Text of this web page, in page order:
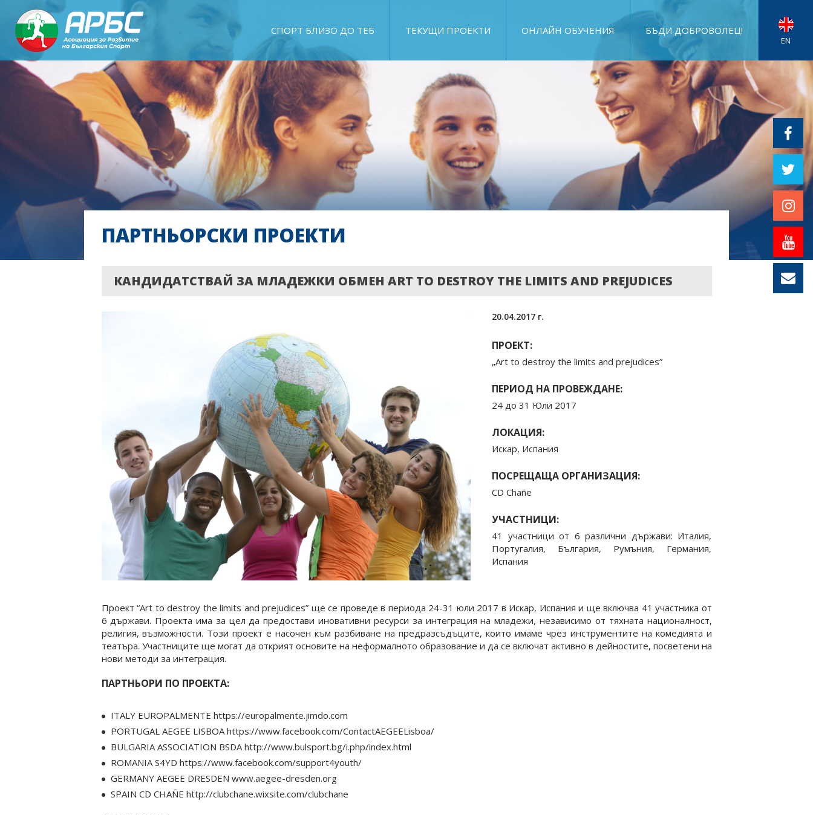
СПОРТ БЛИЗО ДО ТЕБ ТЕКУЩИ ПРОЕКТИ ОНЛАЙН ОБУЧЕНИЯ БЪДИ ДОБРОВОЛЕЦ!
EN
ПАРТНЬОРСКИ ПРОЕКТИ
КАНДИДАТСТВАЙ ЗА МЛАДЕЖКИ ОБМЕН ART TO DESTROY THE LIMITS AND PREJUDICES
20.04.2017 г.
ПРОЕКТ:
„Art to destroy the limits and prejudices”
ПЕРИОД НА ПРОВЕЖДАНЕ:
24 до 31 Юли 2017
ЛОКАЦИЯ:
Искар, Испания
ПОСРЕЩАЩА ОРГАНИЗАЦИЯ:
CD Chañe
УЧАСТНИЦИ:
41 участници от 6 различни държави: Италия,
Португалия, България, Румъния, Германия,
Испания
Проект “Art to destroy the limits and prejudices” ще се проведе в периода 24-31 юли 2017 в Искар, Испания и ще включва 41 участника от
6 държави. Проекта има за цел да предостави иновативни ресурси за интеграция на младежи, независимо от тяхната националност,
религия, възможности. Този проект е насочен към разбиване на предразсъдъците, които имаме чрез инструментите на комедията и
театъра. Участниците ще могат да открият основите на неформалното образование и да се включат активно в дейностите, посветени на
нови методи за интеграция.
ПАРТНЬОРИ ПО ПРОЕКТА:
ITALY EUROPALMENTE https://europalmente.jimdo.com
PORTUGAL AEGEE LISBOA https://www.facebook.com/ContactAEGEELisboa/
BULGARIA ASSOCIATION BSDA http://www.bulsport.bg/i.php/index.html
ROMANIA S4YD https://www.facebook.com/support4youth/
GERMANY AEGEE DRESDEN www.aegee-dresden.org
SPAIN CD CHAÑE http://clubchane.wixsite.com/clubchane